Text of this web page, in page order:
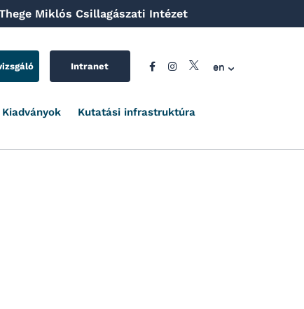
Miklós Csillagászati Intézet
Intranet en
Kiadványok Kutatási infrastruktúra